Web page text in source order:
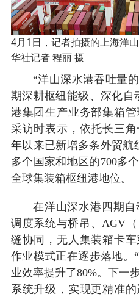
4月1日，记者拍摄的上海洋
华社记者 程丽 摄
“洋山深水港吞吐量
期深耕枢纽能级、深化自
港集团生产业务部集箱
采访时表示，依托长三
年以来已新增多条外贸航
多个国家和地区的700多
全球集装箱枢纽港地位。
在洋山深水港四期
调度系统与桥吊、AGV
缝协同，无人集装箱卡
作业模式正在逐步落地。
业效率提升了80%。下一
系统升级，实现更精准